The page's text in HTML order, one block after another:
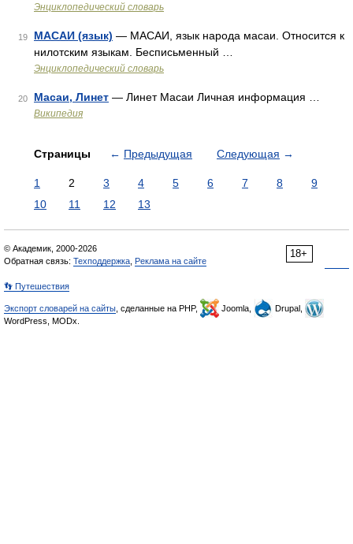
Энциклопедический словарь
19 МАСАИ (язык) — МАСАИ, язык народа масаи. Относится к
нилотским языкам. Бесписьменный …
Энциклопедический словарь
20 Масаи, Линет — Линет Масаи Личная информация …
Википедия
Страницы ← Предыдущая Следующая →
1 2 3 4 5 6 7 8
9
10
11 12 13
18+
© Академик, 2000-2026
Обратная связь: Техподдержка Реклама на сайте
👣 Путешествия
Экспорт словарей на сайты , сделанные на PHP, Joomla,
Drupal,
WordPress, MODx.